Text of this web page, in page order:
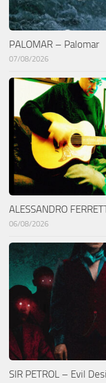
PALOMAR – Palomar
07/08/2026
ALESSANDRO
06/08/2026
SIR PETROL – Evil